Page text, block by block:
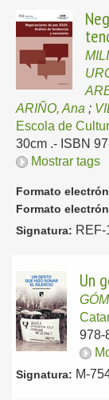
ARIÑO, Ana ;
Escola de
30cm .- ISBN
Mostrar tags
Formato
Formato
Signatura:
Un
978-
Signatura: M-